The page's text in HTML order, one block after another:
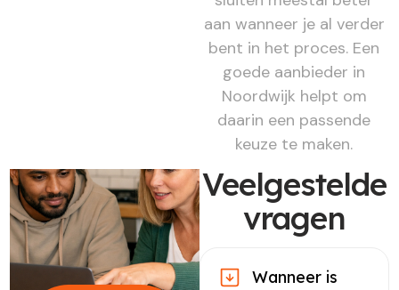
aan wanneer je al verder
bent in het proces. Een
goede aanbieder in
Noordwijk helpt om
daarin een passende
keuze te maken.
Veelgestelde
vragen
Wanneer is